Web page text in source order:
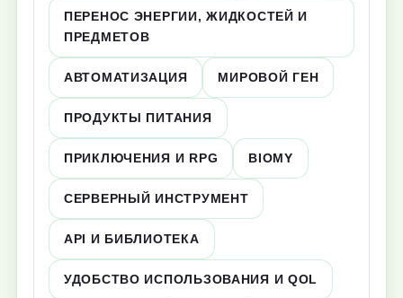
ПЕРЕНОС ЭНЕРГИИ, ЖИДКОСТЕЙ И
ПРЕДМЕТОВ
АВТОМАТИЗАЦИЯ МИРОВОЙ ГЕН
ПРОДУКТЫ ПИТАНИЯ
ПРИКЛЮЧЕНИЯ И RPG BIOMY
СЕРВЕРНЫЙ ИНСТРУМЕНТ
API И БИБЛИОТЕКА
УДОБСТВО ИСПОЛЬЗОВАНИЯ И QOL